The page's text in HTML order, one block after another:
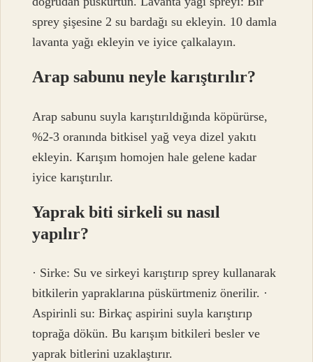
sprey şişesine 2 su bardağı su ekleyin. 10 damla
lavanta yağı ekleyin ve iyice çalkalayın.
Arap sabunu neyle karıştırılır?
Arap sabunu suyla karıştırıldığında köpürürse,
%2-3 oranında bitkisel yağ veya dizel yakıtı
ekleyin. Karışım homojen hale gelene kadar
iyice karıştırılır.
Yaprak biti sirkeli su nasıl
yapılır?
· Sirke: Su ve sirkeyi karıştırıp sprey kullanarak
bitkilerin yapraklarına püskürtmeniz önerilir. ·
Aspirinli su: Birkaç aspirini suyla karıştırıp
toprağa dökün. Bu karışım bitkileri besler ve
yaprak bitlerini uzaklaştırır.